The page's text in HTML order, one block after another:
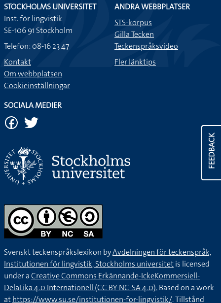
FEEDBACK
STOCKHOLMS UNIVERSITET
Inst. för lingvistik
SE-106 91 Stockholm
Telefon: 08-16 23 47
Kontakt
Om webbplatsen
Cookieinställningar
ANDRA WEBBPLATSER
STS-korpus
Gilla Tecken
Teckenspråksvideo
Fler länktips
SOCIALA MEDIER
Svenskt teckenspråkslexikon byAvdelningen för teckenspråk,
Institutionen för lingvistik, Stockholms universitetis licensed
under aCreative Commons Erkännande-IckeKommersiell-
DelaLika 4.0 Internationell (CC BY-NC-SA 4.0).Based on a work
athttps://www.su.se/institutionen-for-lingvistik/. Tillstånd